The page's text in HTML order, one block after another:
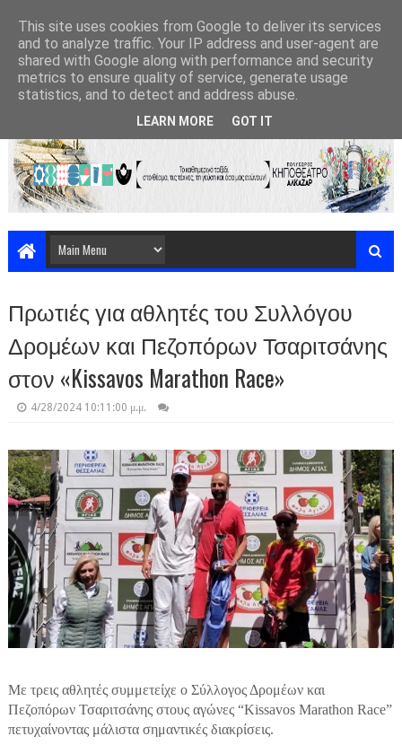
Πρωτιές για αθλητές του Συλλόγου
Δρομέων και Πεζοπόρων Τσαριτσάνης
στον «Kissavos Marathon Race»
4/28/2024 10:11:00 μ.μ.
Με τρεις αθλητές συμμετείχε ο Σύλλογος Δρομέων και
Πεζοπόρων Τσαριτσάνης στους αγώνες “Kissavos Marathon Race”
πετυχαίνοντας μάλιστα σημαντικές διακρίσεις.
This site uses cookies from Google to deliver its services
and to analyze traffic. Your IP address and user-agent are
shared with Google along with performance and security
metrics to ensure quality of service, generate usage
statistics, and to detect and address abuse.
LEARN MORE GOT IT